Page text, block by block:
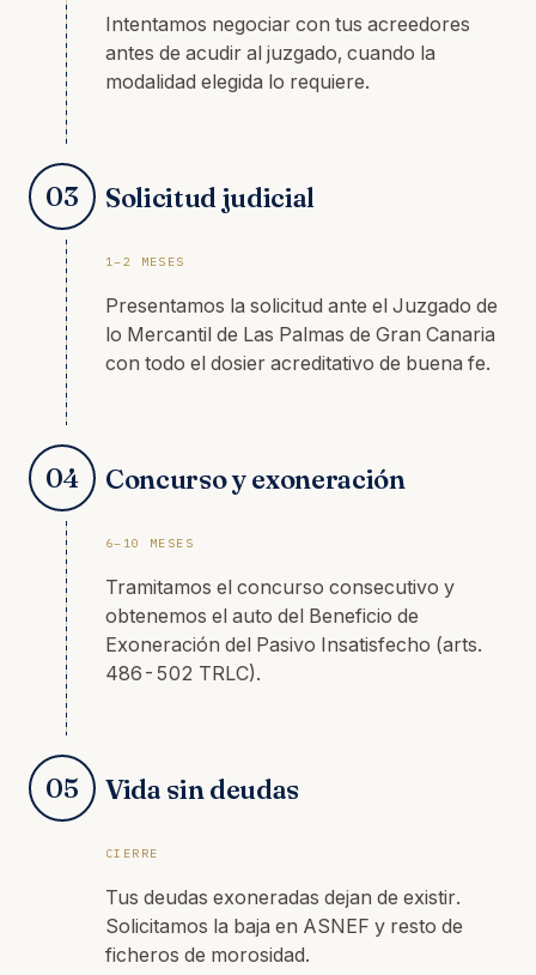
Intentamos negociar con tus acreedores
antes de acudir al juzgado, cuando la
modalidad elegida lo requiere.
03 Solicitud judicial
1–2 MESES
Presentamos la solicitud ante el Juzgado de
lo Mercantil de Las Palmas de Gran Canaria
con todo el dosier acreditativo de buena fe.
04 Concurso y exoneración
6–10 MESES
Tramitamos el concurso consecutivo y
obtenemos el auto del Beneficio de
Exoneración del Pasivo Insatisfecho (arts.
486-502 TRLC).
05 Vida sin deudas
CIERRE
Tus deudas exoneradas dejan de existir.
Solicitamos la baja en ASNEF y resto de
ficheros de morosidad.